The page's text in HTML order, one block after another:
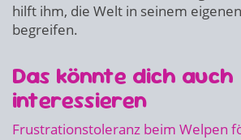
hilft ihm, die Welt in seinem
begreifen.
Das könnte dich auch
interessieren
Frustrationstoleranz beim Welpen